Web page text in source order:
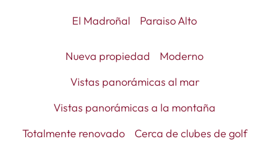
El Madroñal Paraiso Alto
Nueva propiedad
Moderno
Vistas panorámicas al mar
Vistas panorámicas a la montaña
Totalmente renovado
Cerca de clubes de golf